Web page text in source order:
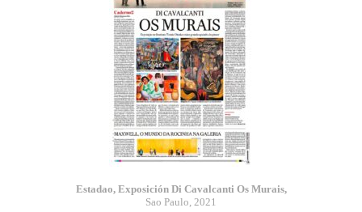
Estadao, Exposición Di Cavalcanti Os Murais,
Sao Paulo, 2021